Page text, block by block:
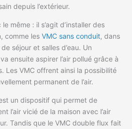
depuis l’extérieur.
même : il s’agit d’installer des
comme les VMC sans conduit, dans
séjour et salles d’eau. Un
ensuite aspirer l’air pollué grâce à
Les VMC offrent ainsi la possibilité
permanent de l’air.
un dispositif qui permet de
l’air vicié de la maison avec l’air
Tandis que le VMC double flux fait